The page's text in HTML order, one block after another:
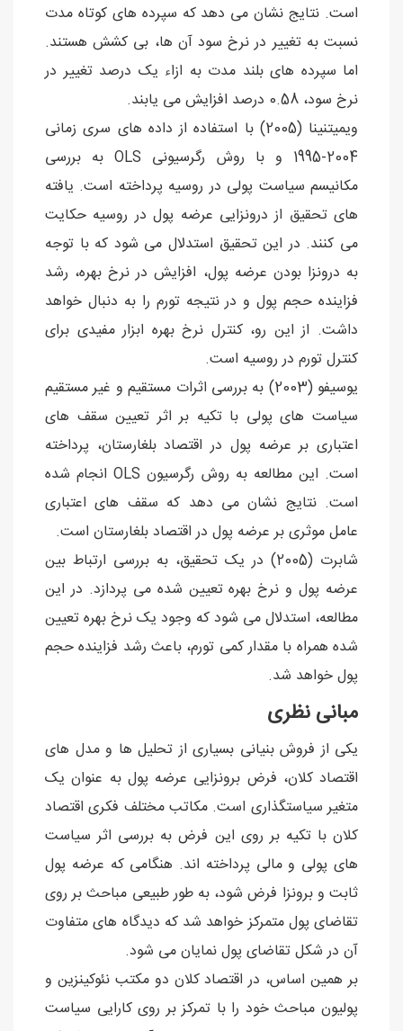
است. نتایج نشان می دهد که سپرده های کوتاه مدت
نسبت به تغییر در نرخ سود آن ها، بی کشش هستند.
اما سپرده های بلند مدت به ازاء یک درصد تغییر در
نرخ سود، 0.58 درصد افزایش می یابند.
ویمیتنینا (2005) با استفاده از داده های سری زمانی
2004-1995 و با روش رگرسیونی OLS به بررسی
مکانیسم سیاست پولی در روسیه پرداخته است. یافته
های تحقیق از درونزایی عرضه پول در روسیه حکایت
می کنند. در این تحقیق استدلال می شود که با توجه
به درونزا بودن عرضه پول، افزایش در نرخ بهره، رشد
فزاینده حجم پول و در نتیجه تورم را به دنبال خواهد
داشت. از این رو، کنترل نرخ بهره ابزار مفیدی برای
کنترل تورم در روسیه است.
یوسیفو (2003) به بررسی اثرات مستقیم و غیر مستقیم
سیاست های پولی با تکیه بر اثر تعیین سقف های
اعتباری بر عرضه پول در اقتصاد بلغارستان، پرداخته
است. این مطالعه به روش رگرسیون OLS انجام شده
است. نتایج نشان می دهد که سقف های اعتباری
عامل موثری بر عرضه پول در اقتصاد بلغارستان است.
شابرت (2005) در یک تحقیق، به بررسی ارتباط بین
عرضه پول و نرخ بهره تعیین شده می پردازد. در این
مطالعه، استدلال می شود که وجود یک نرخ بهره تعیین
شده همراه با مقدار کمی تورم، باعث رشد فزاینده حجم
پول خواهد شد.
مبانی نظری
یکی از فروش بنیانی بسیاری از تحلیل ها و مدل های
اقتصاد کلان، فرض برونزایی عرضه پول به عنوان یک
متغیر سیاستگذاری است. مکاتب مختلف فکری اقتصاد
کلان با تکیه بر روی این فرض به بررسی اثر سیاست
های پولی و مالی پرداخته اند. هنگامی که عرضه پول
ثابت و برونزا فرض شود، به طور طبیعی مباحث بر روی
تقاضای پول متمرکز خواهد شد که دیدگاه های متفاوت
آن در شکل تقاضای پول نمایان می شود.
بر همین اساس، در اقتصاد کلان دو مکتب نئوکینزین و
پولیون مباحث خود را با تمرکز بر روی کارایی سیاست